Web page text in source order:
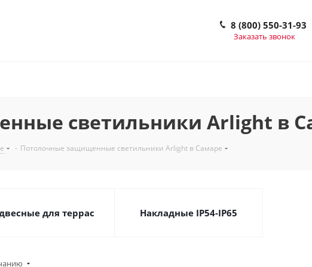
8 (800) 550-31-93
Заказать звонок
светильники Arlight в
- Потолочные защищенные светильники Arlight в Самаре
для террас Накладные IP54-IP65